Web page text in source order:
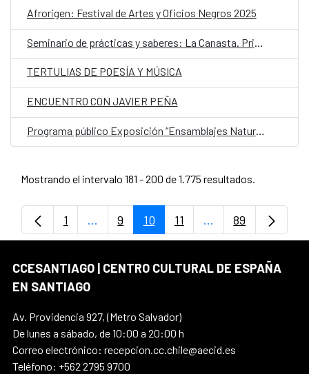
Afrorigen: Festival de Artes y Oficios Negros 2025
Seminario de prácticas y saberes: La Canasta. Primer Encuentro de Arte y Trabajo Social
TERTULIAS DE POESÍA Y MÚSICA
ENCUENTRO CON JAVIER PEÑA
Programa público Exposición “Ensamblajes Naturoculturales”
Mostrando el intervalo 181 - 200 de 1.775 resultados.
Página
1 ...Páginas intermedias Use TAB para
Página
9 Página
10 Página
11 ...PáginasPágina
89
CCESANTIAGO | CENTRO CULTURAL DE ESPAÑA
EN SANTIAGO
Av. Providencia 927, (Metro Salvador)
De lunes a sábado, de 10:00 a 20:00 h
Correo electrónico: recepcion.cc.chile@aecid.es
Teléfono: +562 2795 9700